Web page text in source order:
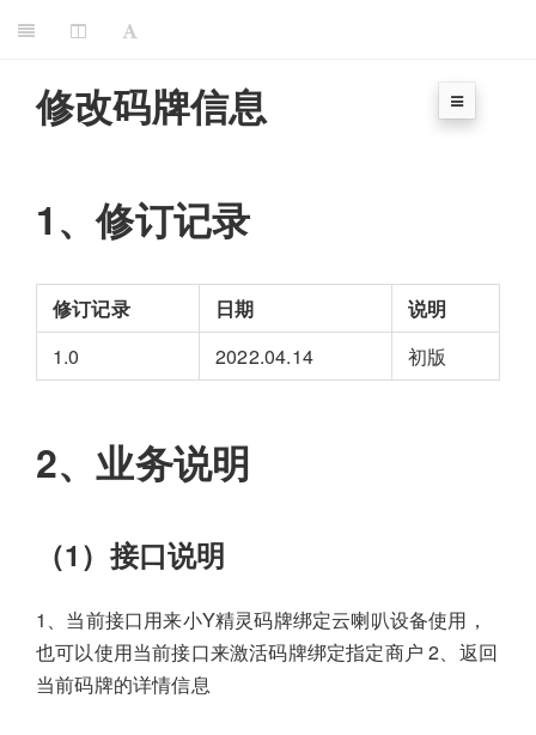
修改码牌信息
1、修订记录
修订记录 日期
说明
1.0
2022.04.14 初版
2、业务说明
（1）接口说明
1、当前接口用来小Y精灵码牌绑定云喇叭设备使用，
也可以使用当前接口来激活码牌绑定指定商户 2、返回
当前码牌的详情信息